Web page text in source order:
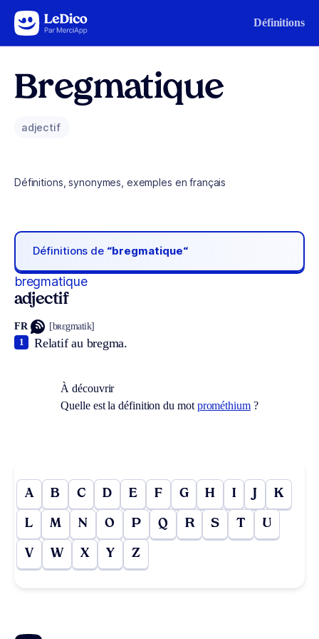
Aller au contenu Définitions
Bregmatique
adjectif
Définitions, synonymes, exemples en français
Définitions de “bregmatique“
bregmatique
adjectif
FR [bʀɛgmatik]
Relatif au bregma.
1
À découvrir
Quelle est la définition du mot prométhium?
A B C D E F G H I J K
L M N O P Q R S T U
V W X Y Z